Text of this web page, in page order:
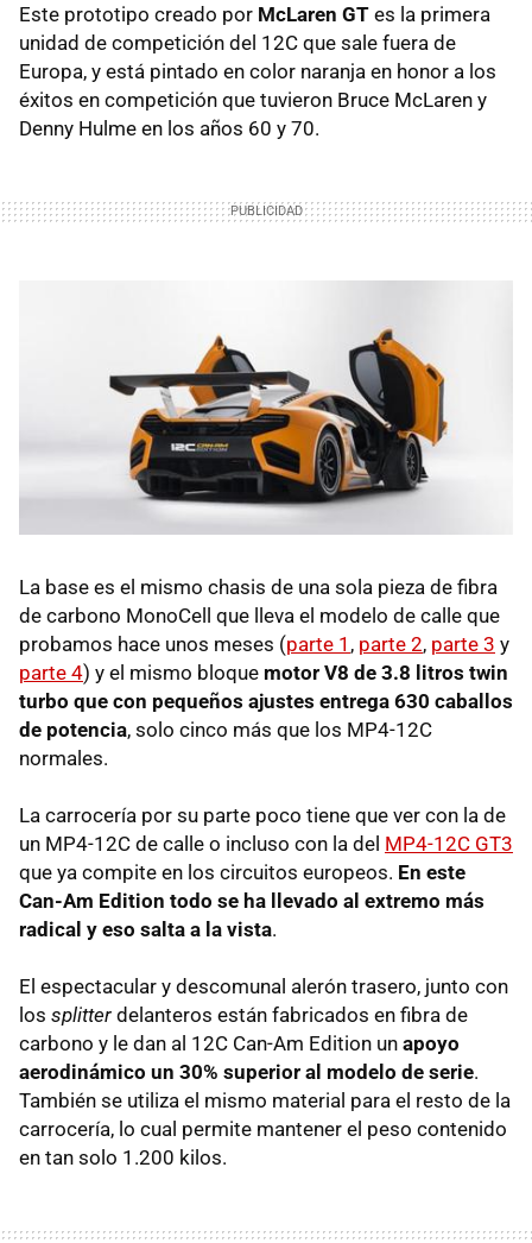
Este prototipo creado por McLaren GT es la primera
unidad de competición del 12C que sale fuera de
Europa, y está pintado en color naranja en honor a los
éxitos en competición que tuvieron Bruce McLaren y
Denny Hulme en los años 60 y 70.
La base es el mismo chasis de una sola pieza de fibra
de carbono MonoCell que lleva el modelo de calle que
probamos hace unos meses (parte 1 , parte 2, parte 3 y
parte 4) y el mismo bloque motor V8 de 3.8 litros twin
turbo que con pequeños ajustes entrega 630 caballos
de potencia, solo cinco más que los MP4-12C
normales.
La carrocería por su parte poco tiene que ver con la de
un MP4-12C de calle o incluso con la del MP4-12C GT3
que ya compite en los circuitos europeos. En este
Can-Am Edition todo se ha llevado al extremo más
radical y eso salta a la vista.
El espectacular y descomunal alerón trasero, junto con
los splitter delanteros están fabricados en fibra de
carbono y le dan al 12C Can-Am Edition un apoyo
aerodinámico un 30% superior al modelo de serie.
También se utiliza el mismo material para el resto de la
carrocería, lo cual permite mantener el peso contenido
en tan solo 1.200 kilos.